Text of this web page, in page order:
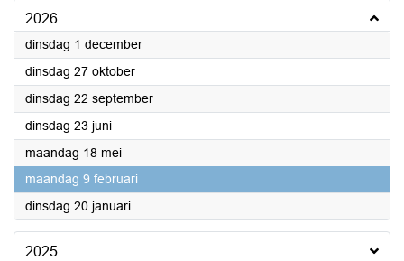
2026
dinsdag 1 december2026
dinsdag 27 oktober2026
dinsdag 22 september2026
dinsdag 23 juni2026
maandag 18 mei2026
maandag 9 februari
dinsdag 20 januari2026
2025